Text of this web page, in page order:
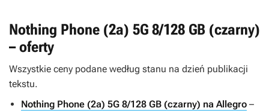
Nothing Phone (2a) 5G 8/128 GB (czarny)
– oferty
Wszystkie ceny podane według stanu na dzień publikacji
tekstu.
Nothing Phone (2a) 5G 8/128 GB (czarny) na Allegro –